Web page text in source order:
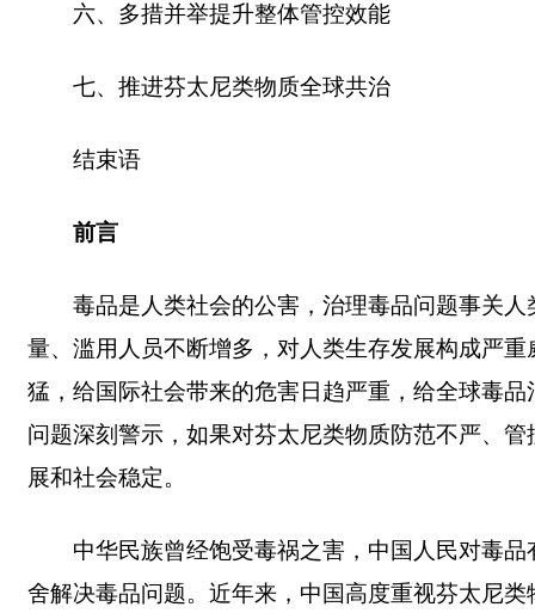
六、多措并举提升整体管控效能
七、推进芬太尼类物质全球共治
结束语
前言
毒品是人类社会的公害，治理毒品问题事关
量、滥用人员不断增多，对人类生存发展构成严
猛，给国际社会带来的危害日趋严重，给全球毒
问题深刻警示，如果对芬太尼类物质防范不严、
展和社会稳定。
中华民族曾经饱受毒祸之害，中国人民对毒
舍解决毒品问题。近年来，中国高度重视芬太尼